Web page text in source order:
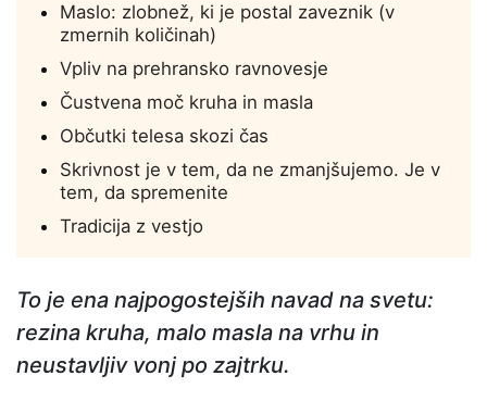
Maslo: zlobnež, ki je postal zaveznik (v
zmernih količinah)
Vpliv na prehransko ravnovesje
Čustvena moč kruha in masla
Občutki telesa skozi čas
Skrivnost je v tem, da ne zmanjšujemo. Je v
tem, da spremenite
Tradicija z vestjo
To je ena najpogostejših navad na svetu:
rezina kruha, malo masla na vrhu in
neustavljiv vonj po zajtrku.